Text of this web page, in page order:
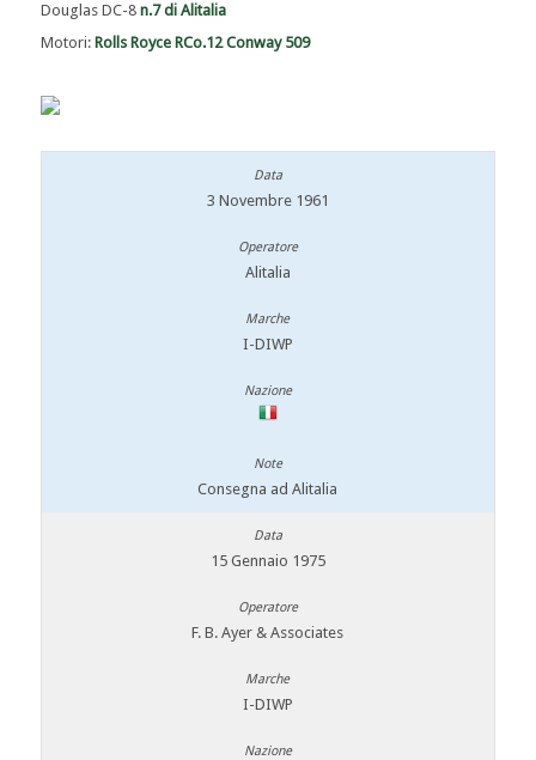
Douglas DC-8 n.7 di Alitalia
Motori: Rolls Royce RCo.12 Conway 509
3 Novembre 1961
Alitalia
I-DIWP
Consegna ad Alitalia
15 Gennaio 1975
F. B. Ayer & Associates
I-DIWP